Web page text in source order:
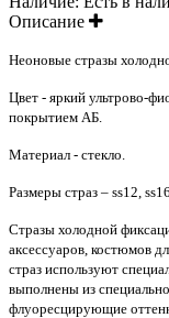
Описание
Неоновые стразы
Цвет - яркий ультрово-
покрытием АБ.
Материал - стекло.
Размеры страз – ss12,
Стразы холодной
аксессуаров, костюмов
страз используют
выполнены из
флуоресцирующие